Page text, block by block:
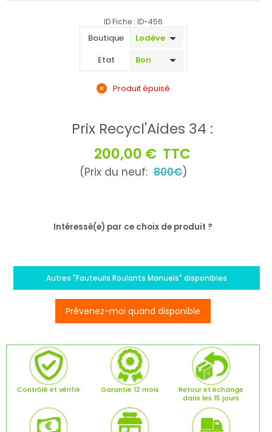
ID Fiche : ID-456
Boutique
Etat
Produit épuisé
Prix Recycl'Aides 34 :
200,00 € TTC
(Prix du neuf:800€)
Intéressé(e) par ce choix de produit ?
Autres "Fauteuils Roulants Manuels" disponibles
Prévenez-moi quand disponible
Contrôlé et vérifié Garantie 12 mois
Retour et échange
dans les 15 jours